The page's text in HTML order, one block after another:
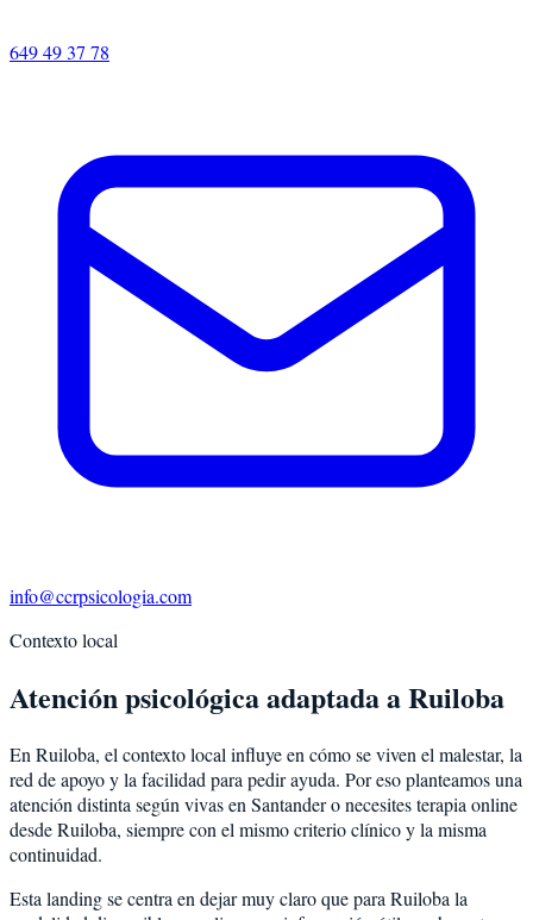
649 49 37 78
info@ccrpsicologia.com
Contexto local
Atención psicológica adaptada a Ruiloba
En Ruiloba, el contexto local influye en cómo se viven el malestar, la
red de apoyo y la facilidad para pedir ayuda. Por eso planteamos una
atención distinta según vivas en Santander o necesites terapia online
desde Ruiloba, siempre con el mismo criterio clínico y la misma
continuidad.
Esta landing se centra en dejar muy claro que para Ruiloba la